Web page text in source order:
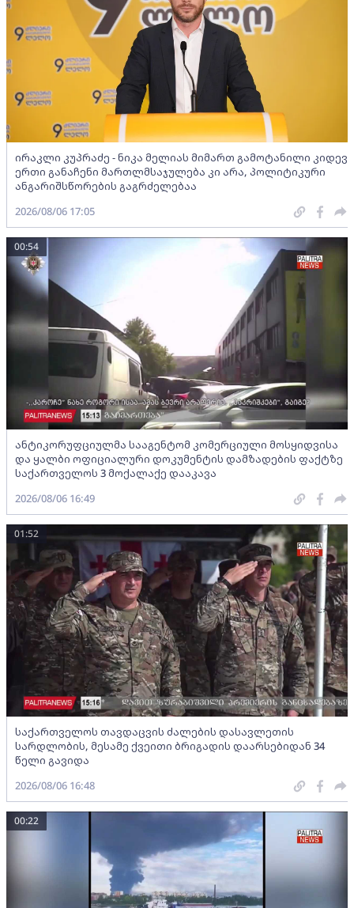
ირაკლი კუპრაძე - ნიკა მელიას მიმართ გამოტანილი კიდევ
ერთი განაჩენი მართლმსაჯულება კი არა, პოლიტიკური
ანგარიშსწორების გაგრძელებაა
2026/08/06 17:05
ანტიკორუფციულმა სააგენტომ კომერციული მოსყიდვისა
და ყალბი ოფიციალური დოკუმენტის დამზადების ფაქტზე
საქართველოს 3 მოქალაქე დააკავა
00:54
2026/08/06 16:49
საქართველოს თავდაცვის ძალების დასავლეთის
სარდლობის, მესამე ქვეითი ბრიგადის დაარსებიდან 34
წელი გავიდა
01:52
2026/08/06 16:48
00:22